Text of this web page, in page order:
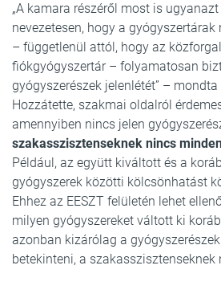
„A kamara részéről most is
nevezetesen, hogy a
– függetlenül attól, hogy az
fiókgyógyszertár – folyamatosan
gyógyszerészek jelenlétét” –
Hozzátette, szakmai oldalról
amennyiben nincs jelen
szakasszisztenseknek nincs
Például, az együtt kiváltott és a
gyógyszerek közötti kölcsönhatást
Ehhez az EESZT felületén lehet
milyen gyógyszereket váltott ki
azonban kizárólag a
betekinteni, a szakasszisztenseknek